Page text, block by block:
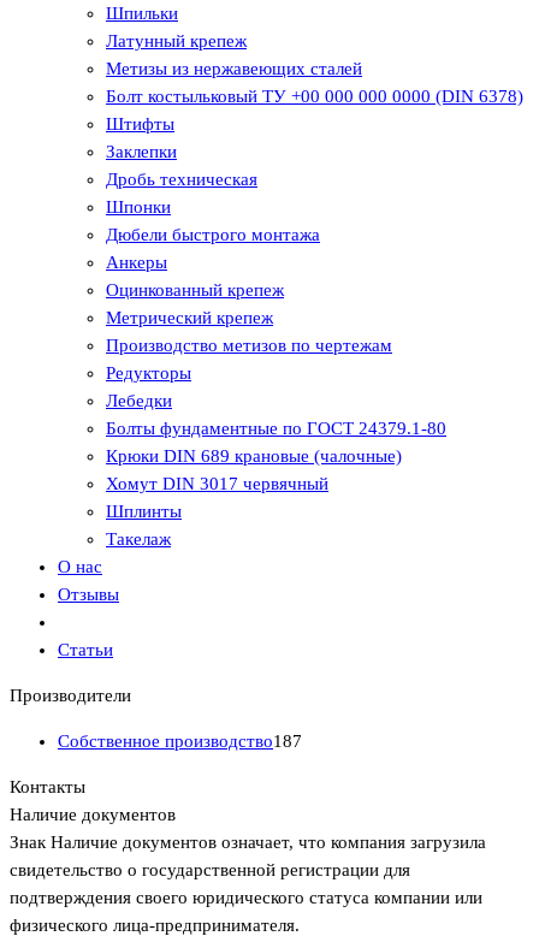
Шпильки
Латунный крепеж
Метизы из нержавеющих сталей
Болт костыльковый ТУ +00 000 000 0000 (DIN 6378)
Штифты
Заклепки
Дробь техническая
Шпонки
Дюбели быстрого монтажа
Анкеры
Оцинкованный крепеж
Метрический крепеж
Производство метизов по чертежам
Редукторы
Лебедки
Болты фундаментные по ГОСТ 24379.1-80
Крюки DIN 689 крановые (чалочные)
Хомут DIN 3017 червячный
Шплинты
Такелаж
О нас
Отзывы
Статьи
Производители
Собственное производство187
Контакты
Наличие документов
Знак Наличие документов означает, что компания загрузила
свидетельство о государственной регистрации для
подтверждения своего юридического статуса компании или
физического лица-предпринимателя.